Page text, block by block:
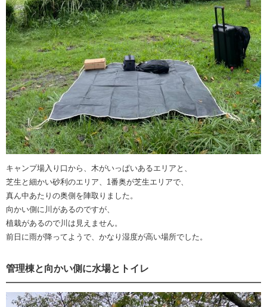
キャンプ場入り口から、木がいっぱいあるエリアと、
芝生と細かい砂利のエリア、1番奥が芝生エリアで、
真ん中あたりの奥側を陣取りました。
向かい側に川があるのですが、
植栽があるので川は見えません。
前日に雨が降ってようで、かなり湿度が高い場所でした。
管理棟と向かい側に水場とトイレ